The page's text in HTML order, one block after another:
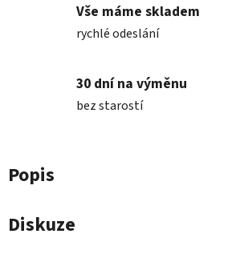
Vše máme skladem
rychlé odeslání
30 dní na výměnu
bez starostí
Popis
Diskuze